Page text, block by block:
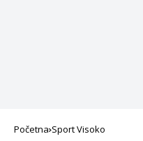
Početna Sport Visoko